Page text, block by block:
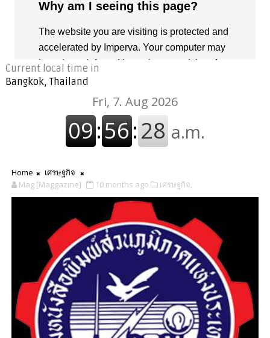
Current local time in
Bangkok, Thailand
Home
เศรษฐกิจ
Mag [Maggazine]
10 months ago เศรษฐกิจ,